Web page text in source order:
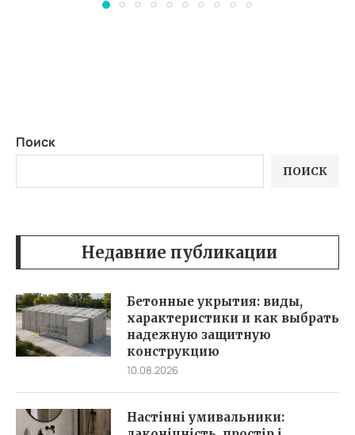
Поиск
ПОИСК
Недавние публикации
Бетонные укрытия: виды,
характеристики и как выбрать
надежную защитную
конструкцию
10.08.2026
Настінні умивальники: